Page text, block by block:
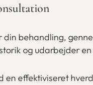
behandling,
og udarbejder
en effektiviseret